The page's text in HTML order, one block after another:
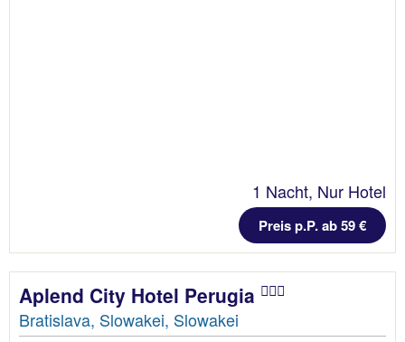
1 Nacht, Nur Hotel
Preis p.P. ab 59 €
Aplend City Hotel Perugia
Bratislava, Slowakei, Slowakei